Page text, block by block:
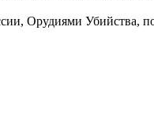
Орудиями Убийства,